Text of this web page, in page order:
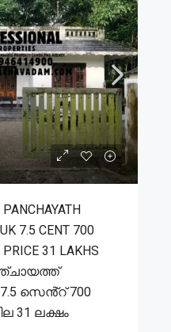
7.5 CENT 700
PRICE 31 LAKHS
സെൻ്റ് 700
31 ലക്ഷം